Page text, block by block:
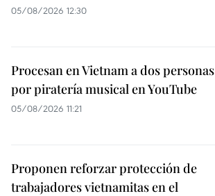
05/08/2026 12:30
Procesan en Vietnam a dos personas
por piratería musical en YouTube
05/08/2026 11:21
Proponen reforzar protección de
trabajadores vietnamitas en el